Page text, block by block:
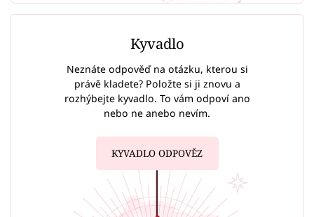
Kyvadlo
Neznáte odpověď na otázku, kterou si
právě kladete? Položte si ji znovu a
rozhýbejte kyvadlo. To vám odpoví ano
nebo ne anebo nevím.
KYVADLO ODPOVĚZ